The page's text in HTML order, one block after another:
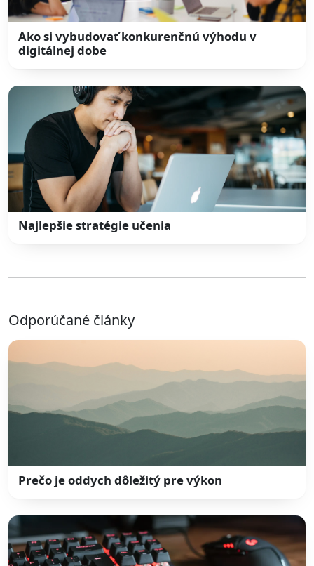
Ako si vybudovať konkurenčnú výhodu v
digitálnej dobe
Najlepšie stratégie učenia
Odporúčané články
Prečo je oddych dôležitý pre výkon